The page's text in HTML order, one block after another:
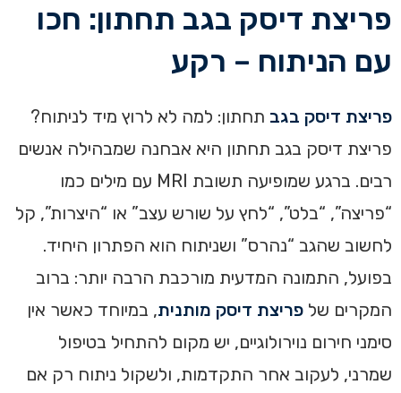
פריצת דיסק בגב תחתון: חכו
עם הניתוח – רקע
פריצת דיסק בגב תחתון: למה לא לרוץ מיד לניתוח?
פריצת דיסק בגב תחתון היא אבחנה שמבהילה אנשים
רבים. ברגע שמופיעה תשובת MRI עם מילים כמו
“פריצה”, “בלט”, “לחץ על שורש עצב” או “היצרות”, קל
לחשוב שהגב “נהרס” ושניתוח הוא הפתרון היחיד.
בפועל, התמונה המדעית מורכבת הרבה יותר: ברוב
המקרים של פריצת דיסק מותנית, במיוחד כאשר אין
סימני חירום נוירולוגיים, יש מקום להתחיל בטיפול
שמרני, לעקוב אחר התקדמות, ולשקול ניתוח רק אם